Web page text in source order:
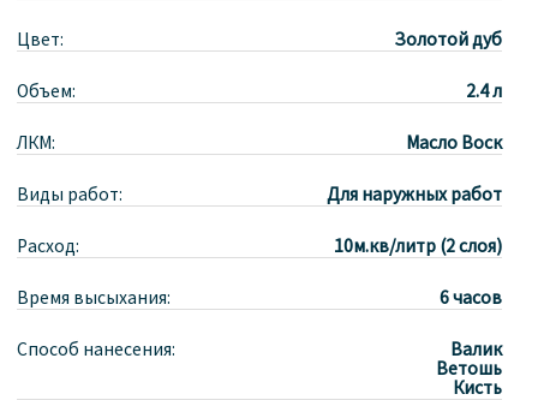
Цвет: Золотой дуб
Объем: 2.4 л
ЛКМ: Масло Воск
Виды работ: Для наружных работ
Расход: 10м.кв/литр (2 слоя)
Время высыхания: 6 часов
Способ нанесения:
Валик
Ветошь
Кисть